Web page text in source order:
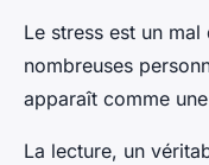
Le stress est un
nombreuses
apparaît comme
La lecture, un